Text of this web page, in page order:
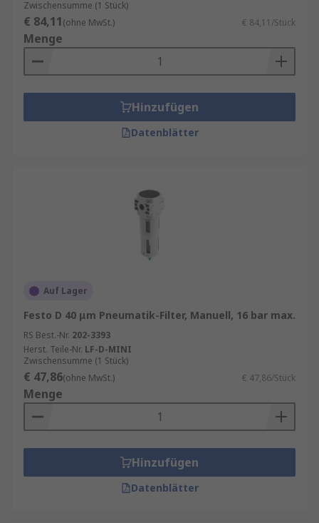
Zwischensumme (1 Stück)
€ 84,11(ohne MwSt.) € 84,11/Stück
Menge
Hinzufügen
Datenblätter
Auf Lager
Festo D 40 μm Pneumatik-Filter, Manuell, 16 bar max.
RS Best.-Nr. 202-3393
Herst. Teile-Nr. LF-D-MINI
Zwischensumme (1 Stück)
€ 47,86(ohne MwSt.) € 47,86/Stück
Menge
Hinzufügen
Datenblätter